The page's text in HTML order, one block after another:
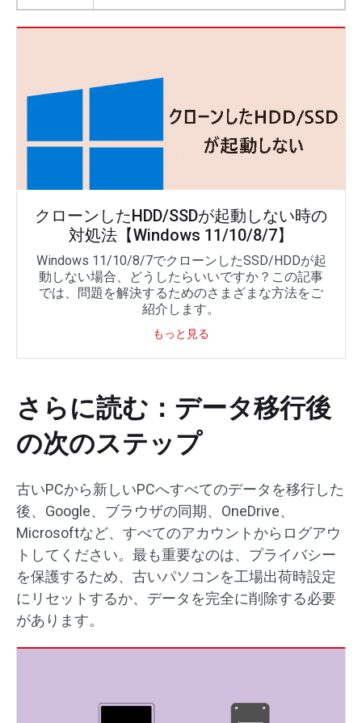
クローンしたHDD/SSDが起動しない時の
対処法【Windows 11/10/8/7】
Windows 11/10/8/7でクローンしたSSD/HDDが起
動しない場合、どうしたらいいですか？この記事
では、問題を解決するためのさまざまな方法をご
紹介します。
もっと見る
さらに読む：データ移行後
の次のステップ
古いPCから新しいPCへすべてのデータを移行した
後、Google、ブラウザの同期、OneDrive、
Microsoftなど、すべてのアカウントからログアウ
トしてください。最も重要なのは、プライバシー
を保護するため、古いパソコンを工場出荷時設定
にリセットするか、データを完全に削除する必要
があります。